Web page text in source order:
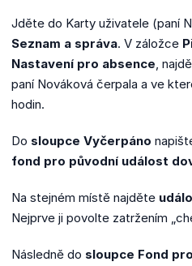
Jděte do Karty uživatele (paní
Seznam a správa. V záložce
Nastavení pro absence,
paní Nováková čerpala a ve
hodin.
Do sloupce Vyčerpáno
fond pro původní událost
Na stejném místě najděte
Nejprve ji povolte zatržením
Následně do sloupce Fond